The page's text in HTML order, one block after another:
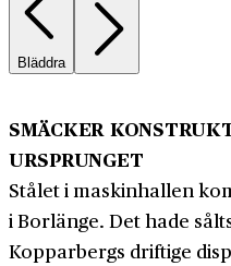
Bläddra
SMÄCKER
URSPRUNGET
Stålet i maskinhallen
i Borlänge. Det hade
Kopparbergs driftige